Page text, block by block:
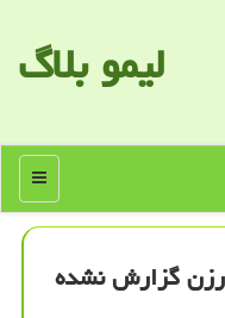
لیمو بلاگ
منو
گزارش نشده